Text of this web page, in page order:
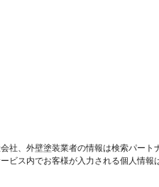
社、外壁塗装業者の情報は検索パー
ビス内でお客様が入力される個人情報